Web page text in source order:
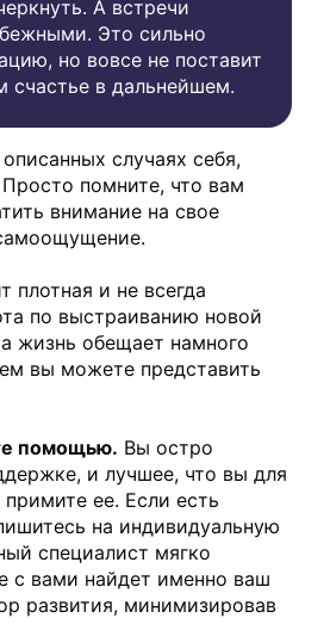
А встречи
Это сильно
но вовсе не поставит
счастье в дальнейшем.
случаях себя,
Просто помните, что вам
внимание на свое
плотная и не всегда
по выстраиванию новой
жизнь обещает намного
вы можете представить
помощью. Вы остро
и лучшее, что вы для
ее. Если есть
на индивидуальную
специалист мягко
с вами найдет именно ваш
развития, минимизировав